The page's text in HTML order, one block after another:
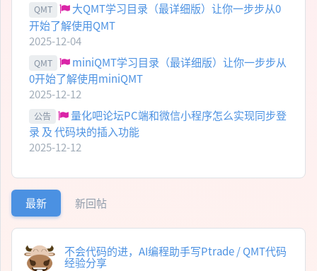
QMT
大QMT学习目录（最详细版）让你一步步从0
开始了解使用QMT
2025-12-04
QMT
miniQMT学习目录（最详细版）让你一步步从
0开始了解使用miniQMT
2025-12-12
公告
量化吧论坛PC端和微信小程序怎么实现同步登
录 及 代码块的插入功能
2025-12-12
最新 新回帖
不会代码的进，AI编程助手写Ptrade / QMT代码
经验分享